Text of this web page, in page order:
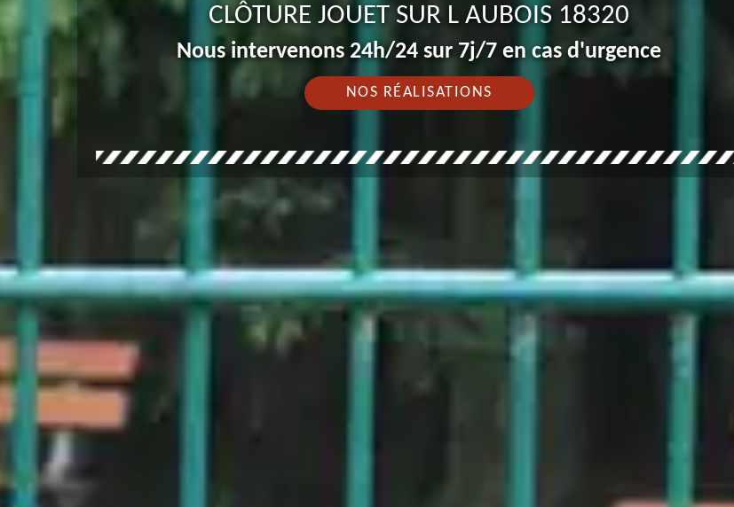
CLÔTURE JOUET SUR L AUBOIS 18320
Nous intervenons 24h/24 sur 7j/7 en cas d'urgence
NOS RÉALISATIONS